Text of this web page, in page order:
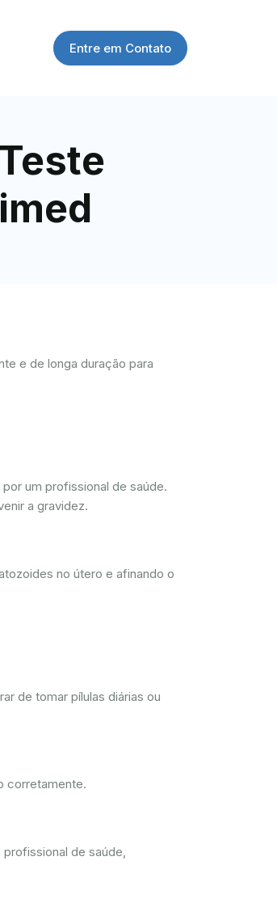
Entre em Contato
e de longa duração para
um profissional de saúde.
a gravidez.
no útero e afinando o
de tomar pílulas diárias ou
corretamente.
de saúde,